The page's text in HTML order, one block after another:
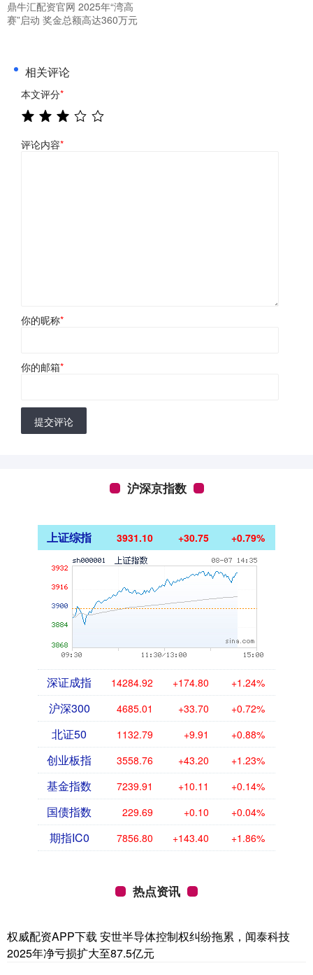
鼎牛汇配资官网 2025年“湾高
赛”启动 奖金总额高达360万元
相关评论
本文评分*
评论内容*
你的昵称*
你的邮箱*
提交评论
沪深京指数
上证综指 3931.10 +30.75 +0.79%
深证成指 14284.92 +174.80 +1.24%
沪深300 4685.01 +33.70 +0.72%
北证50 1132.79 +9.91 +0.88%
创业板指 3558.76 +43.20 +1.23%
基金指数 7239.91 +10.11 +0.14%
国债指数 229.69 +0.10 +0.04%
期指IC0 7856.80 +143.40 +1.86%
热点资讯
权威配资APP下载 安世半导体控制权纠纷拖累，闻泰科技
2025年净亏损扩大至87.5亿元